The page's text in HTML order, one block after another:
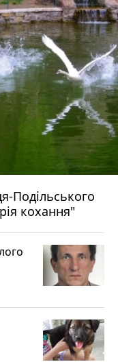
кохання"